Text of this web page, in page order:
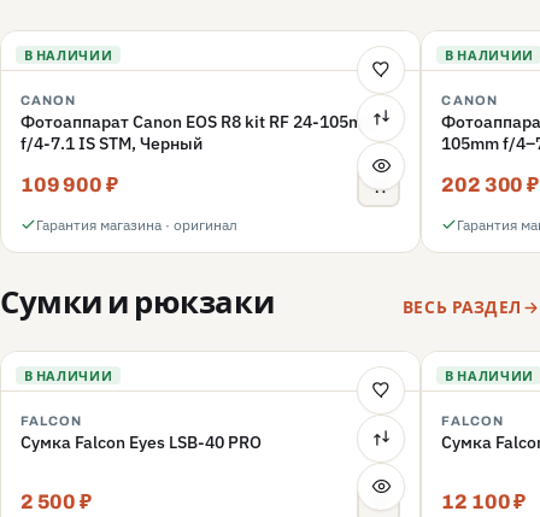
В НАЛИЧИИ
CANON
Фотоаппарат Canon EOS R8 kit RF 24-105mm
f/4-7.1 IS STM, Черный
109 900 ₽
Гарантия магазина · оригинал
В НАЛИЧИИ
CANON
105mm f/
202 300 ₽
Гарантия
Сумки и рюкзаки ВЕСЬ РАЗДЕЛ
В НАЛИЧИИ
FALCON
Сумка Falcon Eyes LSB-40 PRO
2 500 ₽
В НАЛИЧИИ
FALCON
Сумка
12 100 ₽